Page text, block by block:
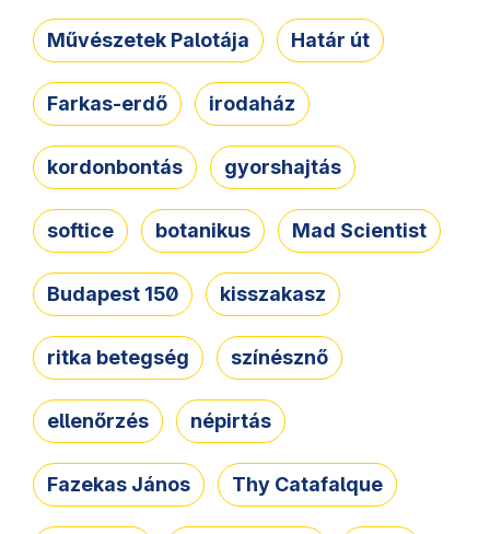
Művészetek Palotája Határ út
Farkas-erdő irodaház
kordonbontás gyorshajtás
softice botanikus Mad Scientist
Budapest 150 kisszakasz
ritka betegség színésznő
ellenőrzés népirtás
Fazekas János Thy Catafalque